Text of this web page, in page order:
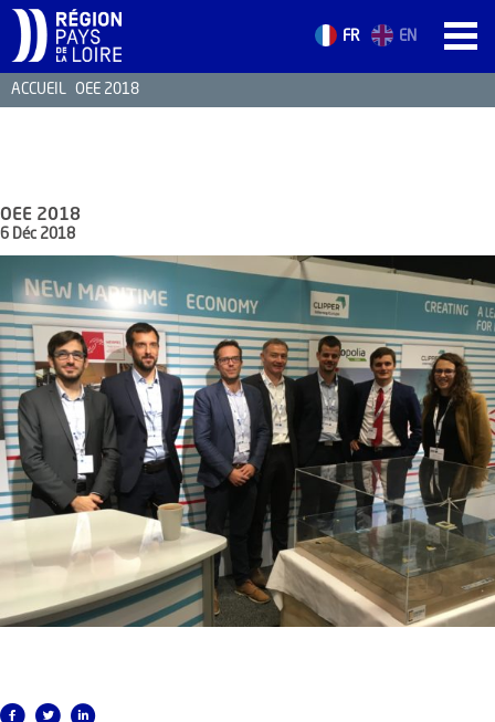
FR EN
CONTACT
FORMATION
EMPLOI
ACCUEIL OEE 2018
OEE 2018
6 Déc 2018